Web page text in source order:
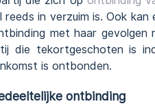
in verzuim is. Ook
met haar gevolgen
die tekortgeschoten is
is ontbonden.
ontbinding